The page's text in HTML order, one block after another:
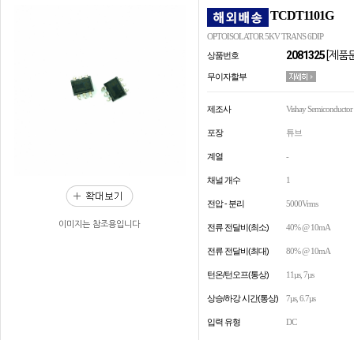
이미지는 참조용입니다
TCDT1101G
OPTOISOLATOR 5KV TRANS 6DIP
상품번호
2081325 [제품
무이자할부
제조사 Vishay
포장 튜브
계열 -
채널 개수 1
전압 - 분리 5000Vrms
전류 전달비(최소) 40% @ 10mA
전류 전달비(최대) 80% @ 10mA
턴온/턴오프(통상) 11µs, 7µs
상승/하강 시간(통상) 7µs, 6.7µs
입력 유형 DC